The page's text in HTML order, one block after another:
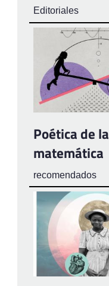
Editoriales
Poética de la
matemática
recomendados